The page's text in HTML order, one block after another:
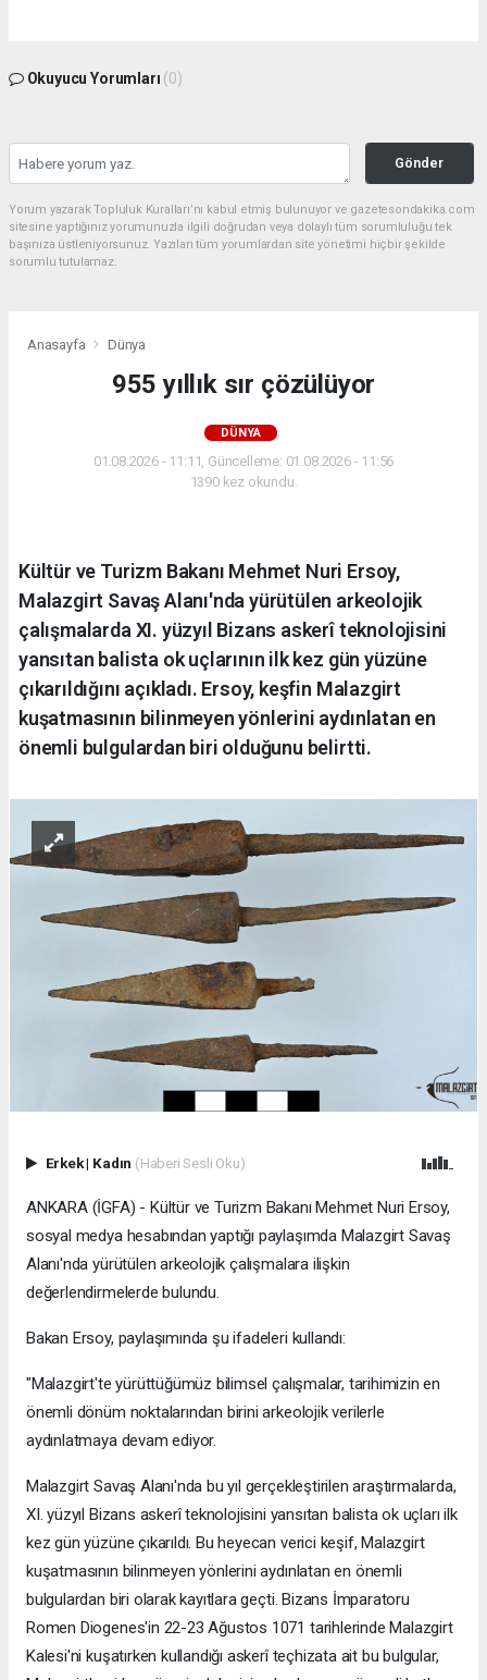
Okuyucu Yorumları (0)
Gönder
Yorum yazarak Topluluk Kuralları’nı kabul etmiş bulunuyor ve gazetesondakika.com
sitesine yaptığınız yorumunuzla ilgili doğrudan veya dolaylı tüm sorumluluğu tek
başınıza üstleniyorsunuz. Yazılan tüm yorumlardan site yönetimi hiçbir şekilde
sorumlu tutulamaz.
Anasayfa Dünya
955 yıllık sır çözülüyor
DÜNYA
01.08.2026 - 11:11, Güncelleme: 01.08.2026 - 11:56
1390 kez okundu.
Kültür ve Turizm Bakanı Mehmet Nuri Ersoy,
Malazgirt Savaş Alanı'nda yürütülen arkeolojik
çalışmalarda XI. yüzyıl Bizans askerî teknolojisini
yansıtan balista ok uçlarının ilk kez gün yüzüne
çıkarıldığını açıkladı. Ersoy, keşfin Malazgirt
kuşatmasının bilinmeyen yönlerini aydınlatan en
önemli bulgulardan biri olduğunu belirtti.
Erkek| Kadın (Haberi Sesli Oku)
ANKARA (İGFA) - Kültür ve Turizm Bakanı Mehmet Nuri Ersoy,
sosyal medya hesabından yaptığı paylaşımda Malazgirt Savaş
Alanı'nda yürütülen arkeolojik çalışmalara ilişkin
değerlendirmelerde bulundu.
Bakan Ersoy, paylaşımında şu ifadeleri kullandı:
"Malazgirt'te yürüttüğümüz bilimsel çalışmalar, tarihimizin en
önemli dönüm noktalarından birini arkeolojik verilerle
aydınlatmaya devam ediyor.
Malazgirt Savaş Alanı'nda bu yıl gerçekleştirilen araştırmalarda,
XI. yüzyıl Bizans askerî teknolojisini yansıtan balista ok uçları ilk
kez gün yüzüne çıkarıldı. Bu heyecan verici keşif, Malazgirt
kuşatmasının bilinmeyen yönlerini aydınlatan en önemli
bulgulardan biri olarak kayıtlara geçti. Bizans İmparatoru
Romen Diogenes'in 22-23 Ağustos 1071 tarihlerinde Malazgirt
Kalesi'ni kuşatırken kullandığı askerî teçhizata ait bu bulgular,